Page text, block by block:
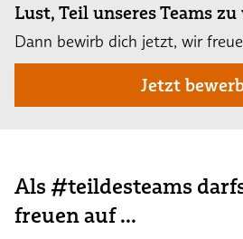
Lust, Teil unseres Teams zu
Dann bewirb dich jetzt, wir
Jetzt
Als #teildesteams
freuen auf ...